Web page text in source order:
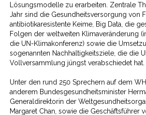
Lösungsmodelle zu erarbeiten. Zentrale
Jahr sind die Gesundheitsversorgung von
antibiotikaresistente Keime, Big Data, die
Folgen der weltweiten Klimaveränderung
die UN-Klimakonferenz) sowie die
sogenannten Nachhaltigkeitsziele, die die
Vollversammlung jüngst verabschiedet hat.
Unter den rund 250 Sprechern auf dem
anderem Bundesgesundheitsminister
Generaldirektorin der
Margaret Chan, sowie die Geschäftsführer